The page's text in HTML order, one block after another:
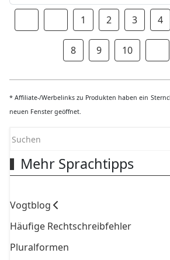
1 2 3 4
8 9 10
* Affiliate-/Werbelinks zu Produkten haben ein
neuen Fenster geöffnet.
Mehr Sprachtipps
Vogtblog
Häufige Rechtschreibfehler
Pluralformen